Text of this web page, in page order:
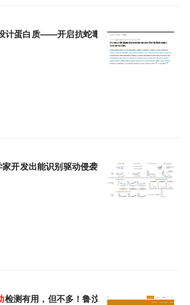
计蛋白质——开启抗蛇毒治疗的新篇章
开发出能识别驱动侵袭性癌症生长的肿瘤细胞
检测有用，但不多！鲁汶大学团队发现，计算机